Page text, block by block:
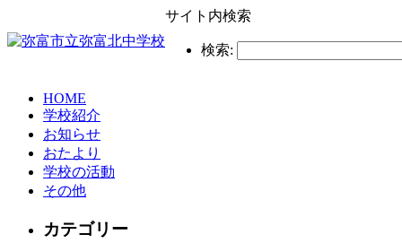
サイト内検索
検索:
HOME
学校紹介
お知らせ
おたより
学校の活動
その他
カテゴリー